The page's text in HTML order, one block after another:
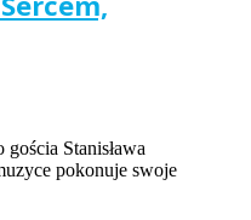
Stanisława
pokonuje swoje